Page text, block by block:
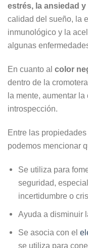
estrés, la ansiedad
calidad del sueño, la
inmunológico y la
algunas
En cuanto al color
dentro de la
la mente, aumentar
introspección.
Entre las
podemos mencionar
Se utiliza para
seguridad,
incertidumbre o
Ayuda a disminuir
Se asocia con el
se utiliza para